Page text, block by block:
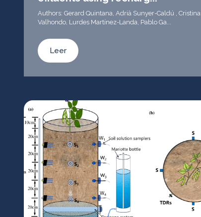
Authors: Gerard Quintana, Adrià Sunyer-Caldú , Cristina
Valhondo, Lurdes Martínez-Landa, Pablo Ga...
Leer